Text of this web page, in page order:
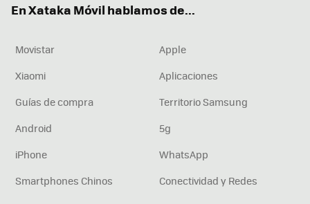
En Xataka Móvil hablamos de...
Movistar
Apple
Xiaomi
Aplicaciones
Guías de compra
Territorio Samsung
Android
5g
iPhone
WhatsApp
Smartphones Chinos
Conectividad y Redes